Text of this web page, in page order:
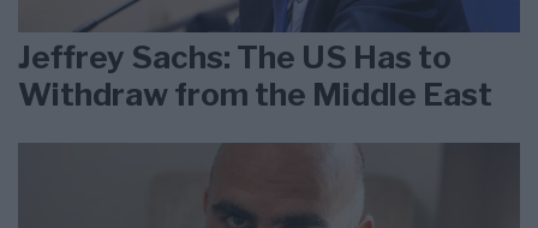
Jeffrey Sachs: The US Has to
Withdraw from the Middle East